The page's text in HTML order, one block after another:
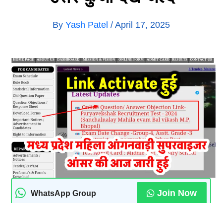
By Yash Patel / April 17, 2025
WhatsApp Group Join Now